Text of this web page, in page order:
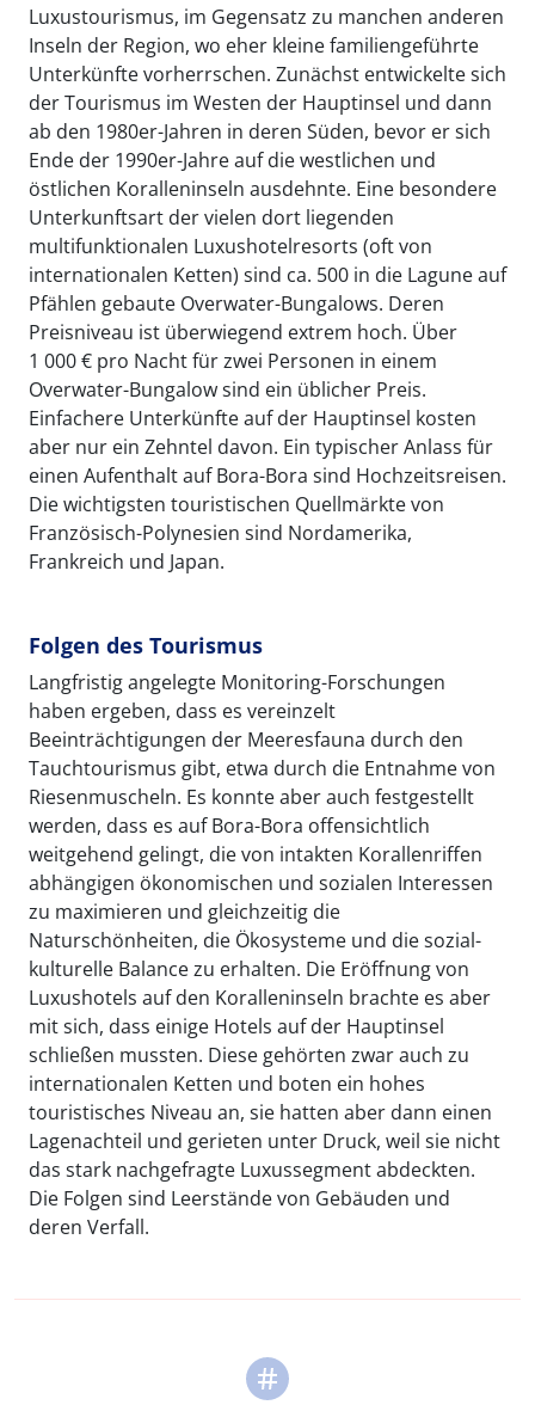
Luxustourismus, im Gegensatz zu manchen anderen
Inseln der Region, wo eher kleine familiengeführte
Unterkünfte vorherrschen. Zunächst entwickelte sich
der Tourismus im Westen der Hauptinsel und dann
ab den 1980er-Jahren in deren Süden, bevor er sich
Ende der 1990er-Jahre auf die westlichen und
östlichen Koralleninseln ausdehnte. Eine besondere
Unterkunftsart der vielen dort liegenden
multifunktionalen Luxushotelresorts (oft von
internationalen Ketten) sind ca. 500 in die Lagune auf
Pfählen gebaute Overwater-Bungalows. Deren
Preisniveau ist überwiegend extrem hoch. Über
1 000 € pro Nacht für zwei Personen in einem
Overwater-Bungalow sind ein üblicher Preis.
Einfachere Unterkünfte auf der Hauptinsel kosten
aber nur ein Zehntel davon. Ein typischer Anlass für
einen Aufenthalt auf Bora-Bora sind Hochzeitsreisen.
Die wichtigsten touristischen Quellmärkte von
Französisch-Polynesien sind Nordamerika,
Frankreich und Japan.
Folgen des Tourismus
Langfristig angelegte Monitoring-Forschungen
haben ergeben, dass es vereinzelt
Beeinträchtigungen der Meeresfauna durch den
Tauchtourismus gibt, etwa durch die Entnahme von
Riesenmuscheln. Es konnte aber auch festgestellt
werden, dass es auf Bora-Bora offensichtlich
weitgehend gelingt, die von intakten Korallenriffen
abhängigen ökonomischen und sozialen Interessen
zu maximieren und gleichzeitig die
Naturschönheiten, die Ökosysteme und die sozial-
kulturelle Balance zu erhalten. Die Eröffnung von
Luxushotels auf den Koralleninseln brachte es aber
mit sich, dass einige Hotels auf der Hauptinsel
schließen mussten. Diese gehörten zwar auch zu
internationalen Ketten und boten ein hohes
touristisches Niveau an, sie hatten aber dann einen
Lagenachteil und gerieten unter Druck, weil sie nicht
das stark nachgefragte Luxussegment abdeckten.
Die Folgen sind Leerstände von Gebäuden und
deren Verfall.